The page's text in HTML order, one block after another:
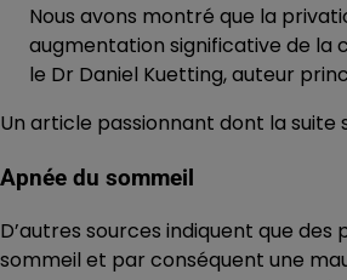
Nous avons montré que la
augmentation significative de la
le Dr Daniel Kuetting, auteur
Un article passionnant dont la suite
Apnée du sommeil
D’autres sources indiquent que
sommeil et par conséquent une